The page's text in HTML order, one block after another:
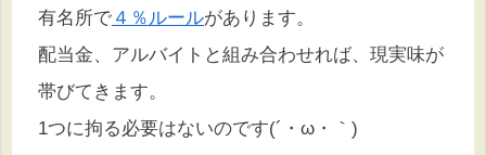
有名所で ４％ルールがあります。
配当金、アルバイトと組み合わせれば、現実味が
帯びてきます。
1つに拘る必要はないのです(´・ω・｀)